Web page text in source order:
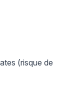
(risque de